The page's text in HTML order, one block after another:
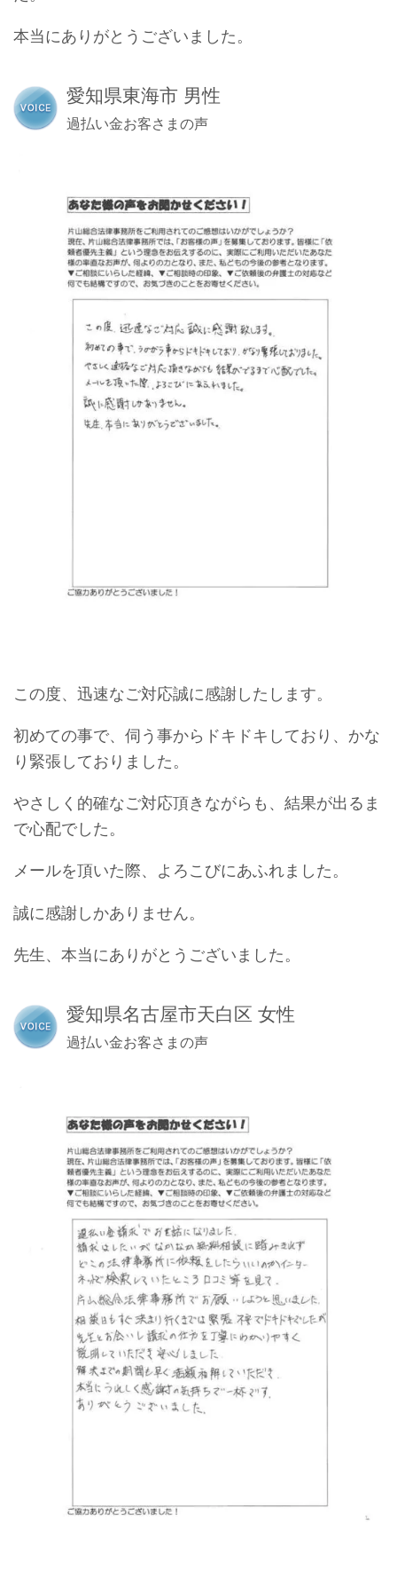
本当にありがとうございました。
愛知県東海市 男性
過払い金お客さまの声
この度、迅速なご対応誠に感謝したします。
初めての事で、伺う事からドキドキしており、かな
り緊張しておりました。
やさしく的確なご対応頂きながらも、結果が出るま
で心配でした。
メールを頂いた際、よろこびにあふれました。
誠に感謝しかありません。
先生、本当にありがとうございました。
愛知県名古屋市天白区 女性
過払い金お客さまの声